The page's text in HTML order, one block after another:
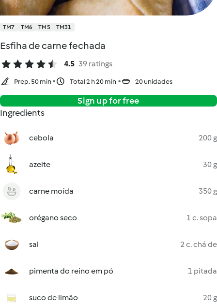
TM7 TM6 TM5 TM31
Esfiha de carne fechada
4.5 39 ratings
Prep. 50 min Total 2 h 20 min 20 unidades
Sign up for free
Ingredients
cebola 200 g
azeite 30 g
carne moída 350 g
orégano seco 1 c. sopa
sal 2 c. chá de
pimenta do reino em pó 1 pitada
suco de limão 20 g